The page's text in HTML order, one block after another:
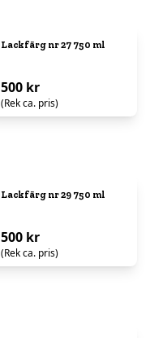
Lackfärg nr 27 750 ml
500 kr
(Rek ca. pris)
Lackfärg nr 29 750 ml
500 kr
(Rek ca. pris)